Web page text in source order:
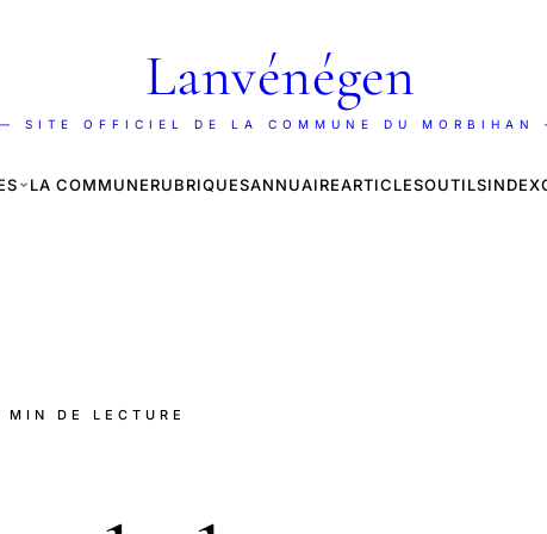
Lanvénégen
SITE OFFICIEL DE LA COMMUNE DU MORBIHAN
LA COMMUNERUBRIQUESANNUAIREARTICLESOUTILSINDEX
MIN DE LECTURE